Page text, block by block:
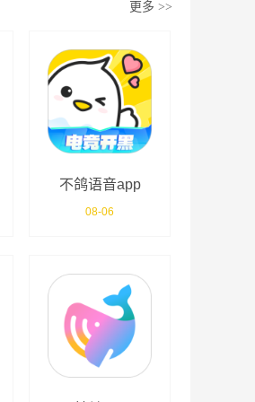
更多 >>
不鸽语音app
08-06